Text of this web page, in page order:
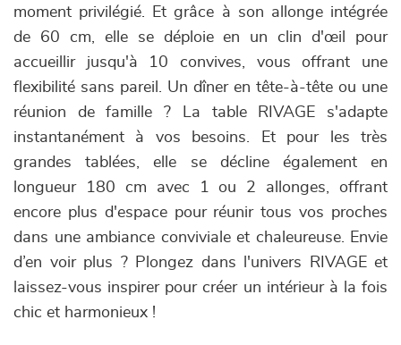
moment privilégié. Et grâce à son allonge intégrée
de 60 cm, elle se déploie en un clin d'œil pour
accueillir jusqu'à 10 convives, vous offrant une
flexibilité sans pareil. Un dîner en tête-à-tête ou une
réunion de famille ? La table RIVAGE s'adapte
instantanément à vos besoins. Et pour les très
grandes tablées, elle se décline également en
longueur 180 cm avec 1 ou 2 allonges, offrant
encore plus d'espace pour réunir tous vos proches
dans une ambiance conviviale et chaleureuse. Envie
d’en voir plus ? Plongez dans l'univers RIVAGE et
laissez-vous inspirer pour créer un intérieur à la fois
chic et harmonieux !